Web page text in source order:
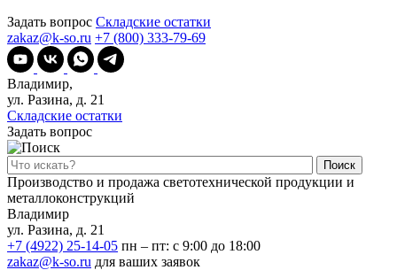
Задать вопрос Складские остатки
zakaz@k-so.ru +7 (800) 333-79-69
Владимир,
ул. Разина, д. 21
Складские остатки
Задать вопрос
Поиск
Производство и продажа светотехнической продукции и
металлоконструкций
Владимир
ул. Разина, д. 21
+7 (4922) 25-14-05 пн – пт: с 9:00 до 18:00
zakaz@k-so.ru для ваших заявок